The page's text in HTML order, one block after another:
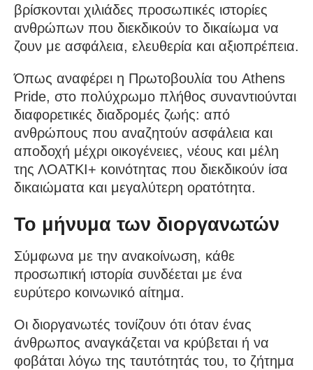
βρίσκονται χιλιάδες προσωπικές ιστορίες
ανθρώπων που διεκδικούν το δικαίωμα να
ζουν με ασφάλεια, ελευθερία και αξιοπρέπεια.
Όπως αναφέρει η Πρωτοβουλία του Athens
Pride, στο πολύχρωμο πλήθος συναντιούνται
διαφορετικές διαδρομές ζωής: από
ανθρώπους που αναζητούν ασφάλεια και
αποδοχή μέχρι οικογένειες, νέους και μέλη
της ΛΟΑΤΚΙ+ κοινότητας που διεκδικούν ίσα
δικαιώματα και μεγαλύτερη ορατότητα.
Το μήνυμα των διοργανωτών
Σύμφωνα με την ανακοίνωση, κάθε
προσωπική ιστορία συνδέεται με ένα
ευρύτερο κοινωνικό αίτημα.
Οι διοργανωτές τονίζουν ότι όταν ένας
άνθρωπος αναγκάζεται να κρύβεται ή να
φοβάται λόγω της ταυτότητάς του, το ζήτημα